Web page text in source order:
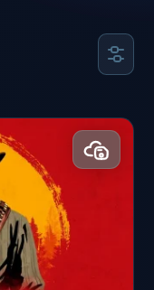
испытать
миры и
или